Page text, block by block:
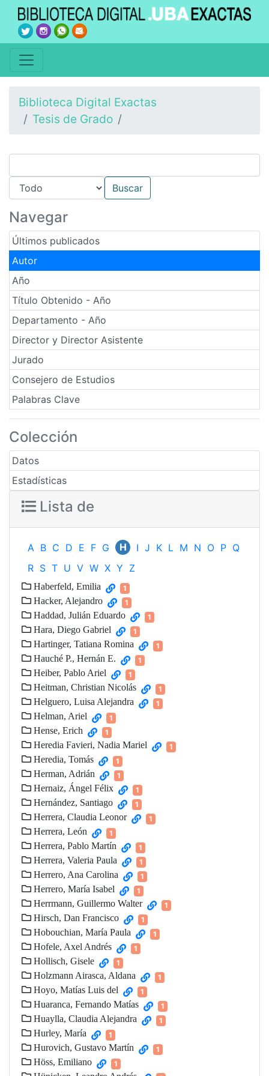
Biblioteca Digital Exactas
Tesis de Grado
Navegar
Últimos publicados
Autor
Año
Título Obtenido - Año
Departamento - Año
Director y Director Asistente
Jurado
Consejero de Estudios
Palabras Clave
Colección
Datos
Estadísticas
Lista de
A B C D E F G H I J K L M N O P Q
R S T U V W X Y Z
Haberfeld, Emilia 1
Hacker, Alejandro 1
Haddad, Julián Eduardo 1
Hara, Diego Gabriel 1
Hartinger, Tatiana Romina 1
Hauché P., Hernán E. 1
Heiber, Pablo Ariel 1
Heitman, Christian Nicolás 1
Helguero, Luisa Alejandra 1
Helman, Ariel 1
Hense, Erich 1
Heredia Favieri, Nadia Mariel 1
Heredia, Tomás 1
Herman, Adrián 1
Hernaiz, Ángel Félix 1
Hernández, Santiago 1
Herrera, Claudia Leonor 1
Herrera, León 1
Herrera, Pablo Martín 1
Herrera, Valeria Paula 1
Herrero, Ana Carolina 1
Herrero, María Isabel 1
Herrmann, Guillermo Walter 1
Hirsch, Dan Francisco 1
Hobouchian, María Paula 1
Hofele, Axel Andrés 1
Hollisch, Gisele 1
Holzmann Airasca, Aldana 1
Hoyo, Matías Luis del 1
Huaranca, Fernando Matías 1
Huaylla, Claudia Alejandra 1
Hurley, María 1
Hurovich, Gustavo Martín 1
Höss, Emiliano 1